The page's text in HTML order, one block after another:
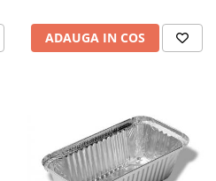
ADAUGA IN COS